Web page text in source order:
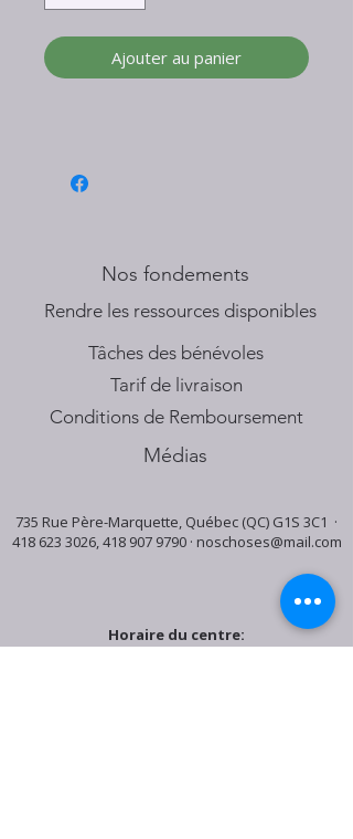
Ajouter au panier
Nos fondements
​Rendre les ressources disponibles
Tâches des bénévoles
Tarif de livraison
Conditions de Remboursement
Médias
735 Rue Père-Marquette, Québec (QC) G1S 3C1 ·
418 623 3026,418 907 9790· noschoses@mail.com
Horaire du centre: